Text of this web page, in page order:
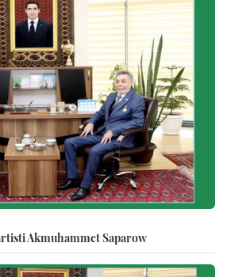
Akmuhammet Saparow